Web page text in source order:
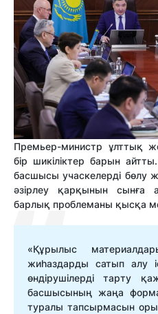
Премьер-министр ұлттық
бір шикіліктер барын
басшысы учаскелерді бөлу
әзірлеу қарқынын сынға
барлық проблеманы қысқа
«Құрылыс
жиһаздарды сатып алу
өндірушілерді тарту
басшысының жаңа
туралы тапсырмасын